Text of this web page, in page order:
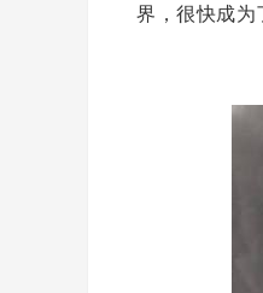
界，很快成为